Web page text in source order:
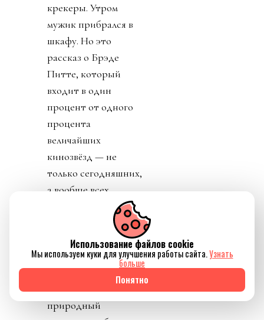
крекеры. Утром
мужик прибрался в
шкафу. Но это
рассказ о Брэде
Питте, который
входит в один
процент от одного
процента
величайших
кинозвёзд — не
только сегодняшних,
а вообще всех
времён, по какой
чистый талант,
суммарные
заработки, красота,
кассовые сборы,
природный
Использование файлов cookie
Мы используем куки для улучшения работы сайта.Узнать
больше
Понятно